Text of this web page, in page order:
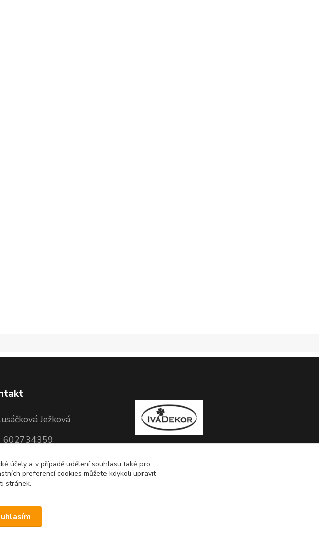
Ježková
602734359
10.00-17.00hod)
účely a v případě udělení souhlasu také pro
preferencí cookies můžete kdykoli upravit
stránek.